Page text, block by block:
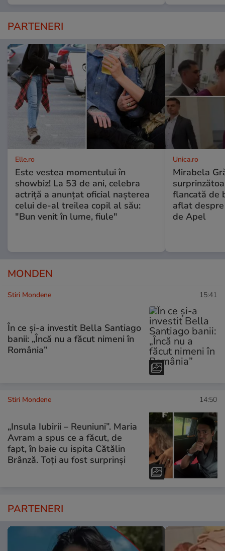
PARTENERI
Elle.ro
Este vestea momentului în
showbiz! La 53 de ani, celebra
actriță a anunțat oficial nașterea
celui de-al treilea copil al său:
"Bun venit în lume, fiule"
Unica.ro
Mirabela
flancată de
aflat
de Apel
MONDEN
Stiri Mondene 15:41
În ce și-a investit Bella Santiago
banii: „Încă nu a făcut nimeni în
România”
Stiri Mondene 14:50
„Insula Iubirii – Reuniuni”. Maria
Avram a spus ce a făcut, de
fapt, în baie cu ispita Cătălin
Brânză. Toți au fost surprinși
PARTENERI